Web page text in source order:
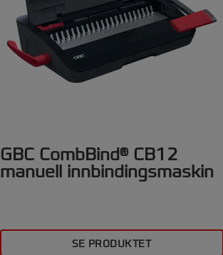
GBC CombBind® CB12
manuell innbindingsmaskin
SE PRODUKTET